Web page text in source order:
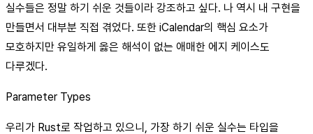
실수들은 정말 하기 쉬운 것들이라 강조하고 싶다. 나 역시 내 구현을
만들면서 대부분 직접 겪었다. 또한 iCalendar의 핵심 요소가
모호하지만 유일하게 옳은 해석이 없는 애매한 에지 케이스도
다루겠다.
Parameter Types
우리가 Rust로 작업하고 있으니, 가장 하기 쉬운 실수는 타입을